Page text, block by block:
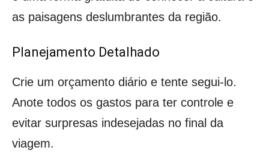
as paisagens deslumbrantes da região.
Planejamento Detalhado
Crie um orçamento diário e tente segui-lo.
Anote todos os gastos para ter controle e
evitar surpresas indesejadas no final da
viagem.